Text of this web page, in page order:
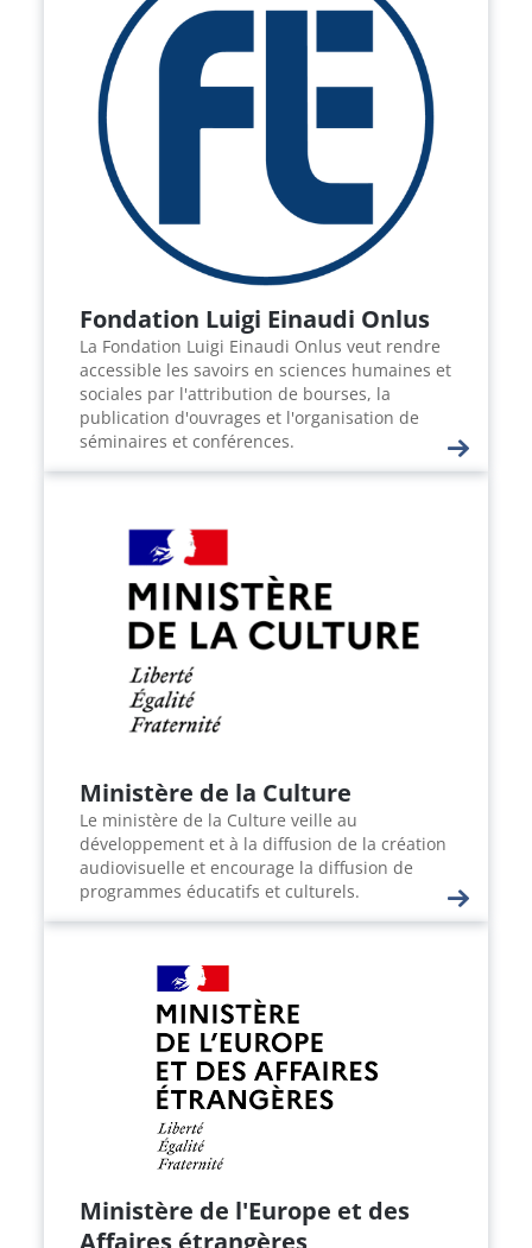
Fondation Luigi Einaudi Onlus
La Fondation Luigi Einaudi Onlus veut rendre
accessible les savoirs en sciences humaines et
sociales par l'attribution de bourses, la
publication d'ouvrages et l'organisation de
séminaires et conférences.
Ministère de la Culture
Le ministère de la Culture veille au
développement et à la diffusion de la création
audiovisuelle et encourage la diffusion de
programmes éducatifs et culturels.
Ministère de l'Europe et des
Affaires étrangères